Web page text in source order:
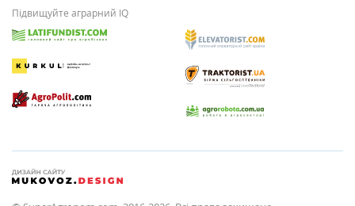
Підвищуйте аграрний IQ